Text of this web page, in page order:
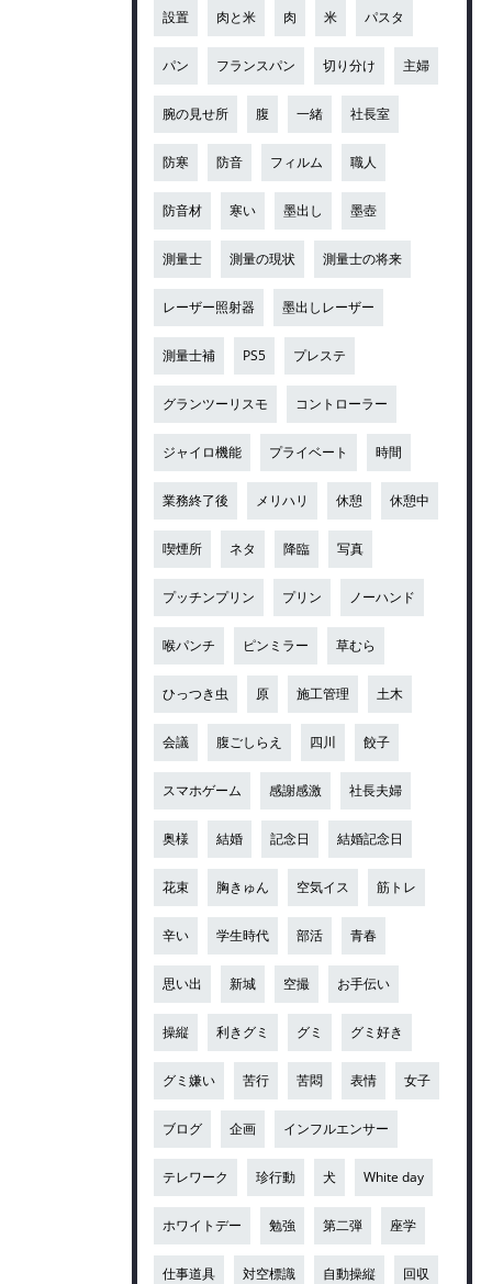
設置 肉と米 肉 米 パスタ
パン フランスパン 切り分け 主婦
腕の見せ所 腹 一緒 社長室
防寒 防音 フィルム 職人
防音材 寒い 墨出し 墨壺
測量士 測量の現状 測量士の将来
レーザー照射器 墨出しレーザー
測量士補 PS5 プレステ
グランツーリスモ コントローラー
ジャイロ機能 プライベート 時間
業務終了後 メリハリ 休憩 休憩中
喫煙所 ネタ 降臨 写真
プッチンプリン プリン ノーハンド
喉パンチ ピンミラー 草むら
ひっつき虫 原 施工管理 土木
会議 腹ごしらえ 四川 餃子
スマホゲーム 感謝感激 社長夫婦
奥様 結婚 記念日 結婚記念日
花束 胸きゅん 空気イス 筋トレ
辛い 学生時代 部活 青春
思い出 新城 空撮 お手伝い
操縦 利きグミ グミ グミ好き
グミ嫌い 苦行 苦悶 表情 女子
ブログ 企画 インフルエンサー
テレワーク 珍行動 犬 White day
ホワイトデー 勉強 第二弾 座学
仕事道具 対空標識 自動操縦 回収